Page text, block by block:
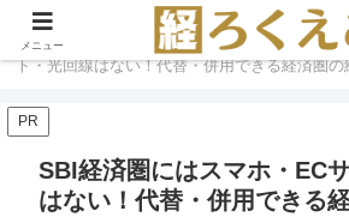
SBI経済圏
SBI経済
ト・光回線はない！代替・併用できる経済圏の
PR
SBI経済圏にはスマホ・EC
はない！代替・併用できる
メニュー